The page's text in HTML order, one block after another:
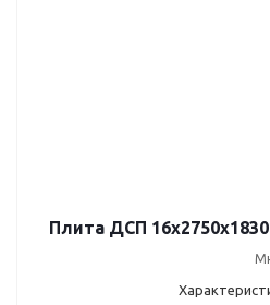
Плита ДСП